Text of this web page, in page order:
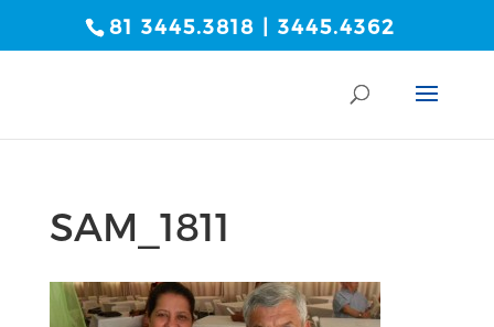
81 3445.3818 | 3445.4362
SAM_1811